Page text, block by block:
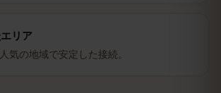
リア
気の地域で安定した接続。